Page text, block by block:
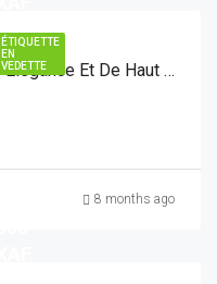
ÉTIQUETTE
EN
VEDETTE
LGC-059 – Villa Meublée Avec Élégance Et De Haut Standing, Idéalement Située Et Facilement Accessible
8 months ago